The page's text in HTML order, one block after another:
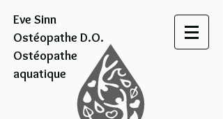
Eve Sinn
Ostéopathe D.O.
Ostéopathe
aquatique